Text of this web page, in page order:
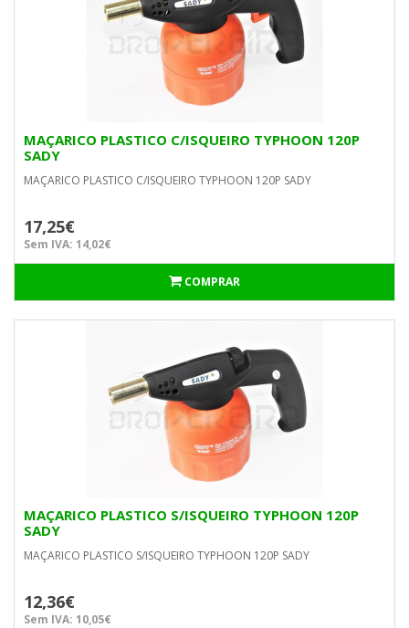
MAÇARICO PLASTICO C/ISQUEIRO TYPHOON 120P
SADY
MAÇARICO PLASTICO C/ISQUEIRO TYPHOON 120P SADY
17,25€
Sem IVA: 14,02€
COMPRAR
MAÇARICO PLASTICO S/ISQUEIRO TYPHOON 120P
SADY
MAÇARICO PLASTICO S/ISQUEIRO TYPHOON 120P SADY
12,36€
Sem IVA: 10,05€